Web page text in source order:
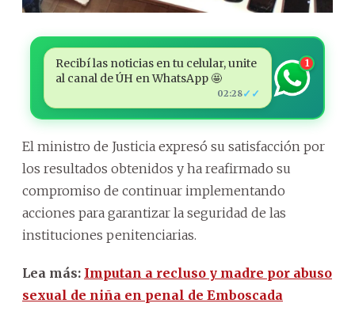
Recibí las noticias en tu celular, unite
al canal de ÚH en WhatsApp 🤩
02:28✓✓
1
El ministro de Justicia expresó su satisfacción por
los resultados obtenidos y ha reafirmado su
compromiso de continuar implementando
acciones para garantizar la seguridad de las
instituciones penitenciarias.
Lea más: Imputan a recluso y madre por abuso
sexual de niña en penal de Emboscada